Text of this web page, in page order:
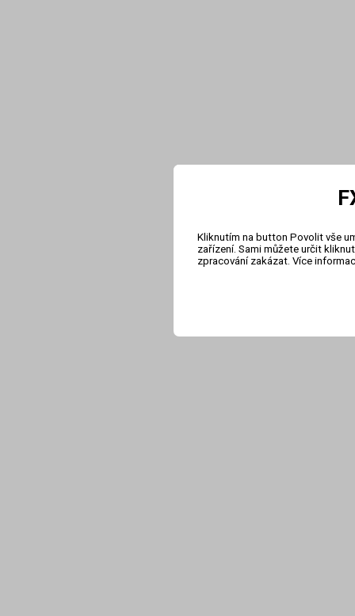
Kliknutím na button Povolit vše
zařízení. Sami můžete určit
zpracování zakázat. Více